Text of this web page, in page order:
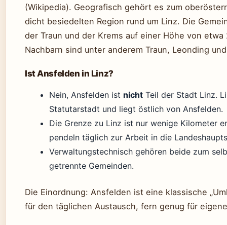
(Wikipedia). Geografisch gehört es zum
dicht besiedelten Region rund um Linz. Die
der Traun und der Krems auf einer Höhe von
Nachbarn sind unter anderem Traun, Leonding
Ist Ansfelden in Linz?
Nein, Ansfelden ist nicht Teil der Stadt Linz.
Statutarstadt und liegt östlich von Ansfelden.
Die Grenze zu Linz ist nur wenige Kilometer
pendeln täglich zur Arbeit in die
Verwaltungstechnisch gehören beide zum
getrennte Gemeinden.
Die Einordnung: Ansfelden ist eine klassische
für den täglichen Austausch, fern genug für